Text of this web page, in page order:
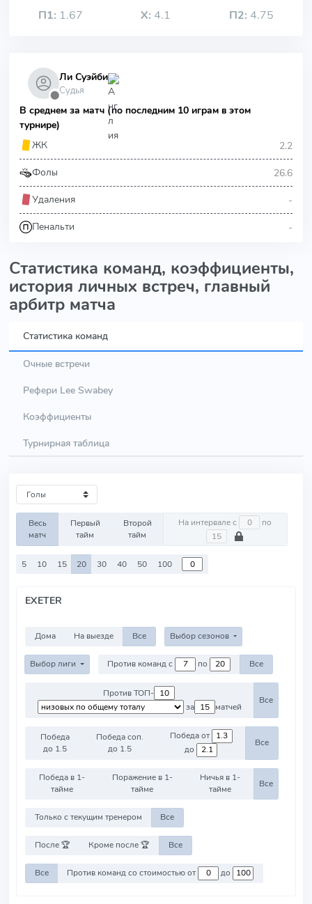
П1: 1.67 Х: 4.1 П2: 4.75
⬤
Ли Суэйби
Судья
В среднем за матч (по последним 10 играм в этом
турнире)
ЖК
2.2
Фолы 26.6
Удаления -
Пенальти -
Статистика команд, коэффициенты,
история личных встреч, главный
арбитр матча
Статистика команд
Очные встречи
Рефери Lee Swabey
Коэффициенты
Турнирная таблица
Весь
матч
Первый
тайм
Второй
тайм
На интервале с по
5 10 15 20 30 40 50 100
EXETER
Дома На выезде Все Выбор сезонов
Выбор лиги Против команд с по Все
Против ТОП-
за
матчей
Все
Победа
до 1.5
Победа соп.
до 1.5
Победа от
до
Все
Победа в 1-
тайме
Поражение в 1-
тайме
Ничья в 1-
тайме
Все
Только с текущим тренером Все
После 🏆 Кроме после 🏆 Все
Все Против команд со стоимостью от до